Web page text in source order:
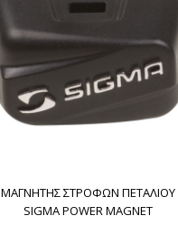
ΜΑΓΝΗΤΗΣ ΣΤΡΟΦΩΝ ΠΕΤΑΛΙΟΥ
SIGMA POWER MAGNET